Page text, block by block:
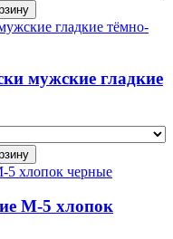
мужские гладкие
М-5 хлопок